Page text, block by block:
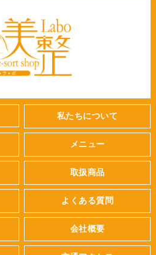
私たちについて
メニュー
取扱商品
よくある質問
会社概要